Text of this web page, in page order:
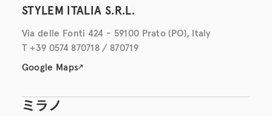
STYLEM ITALIA S.R.L.
Via delle Fonti 424 - 59100 Prato (PO), Italy
T +39 0574 870718 / 870719
Google Maps
ミラノ